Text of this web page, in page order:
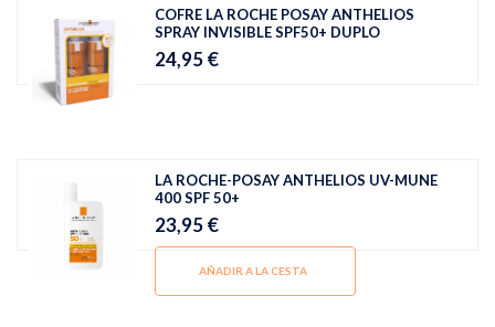
COFRE LA ROCHE POSAY ANTHELIOS
SPRAY INVISIBLE SPF50+ DUPLO
24,95 €
LA ROCHE-POSAY ANTHELIOS UV-MUNE
400 SPF 50+
23,95 €
AÑADIR A LA CESTA